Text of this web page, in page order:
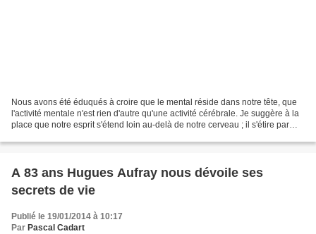
Nous avons été éduqués à croire que le mental réside dans notre tête, que
l'activité mentale n'est rien d'autre qu'une activité cérébrale. Je suggère à la
place que notre esprit s'étend loin au-delà de notre cerveau ; il s'étire par
A 83 ans Hugues Aufray nous dévoile ses
secrets de vie
Publié le 19/01/2014 à 10:17
Par Pascal Cadart